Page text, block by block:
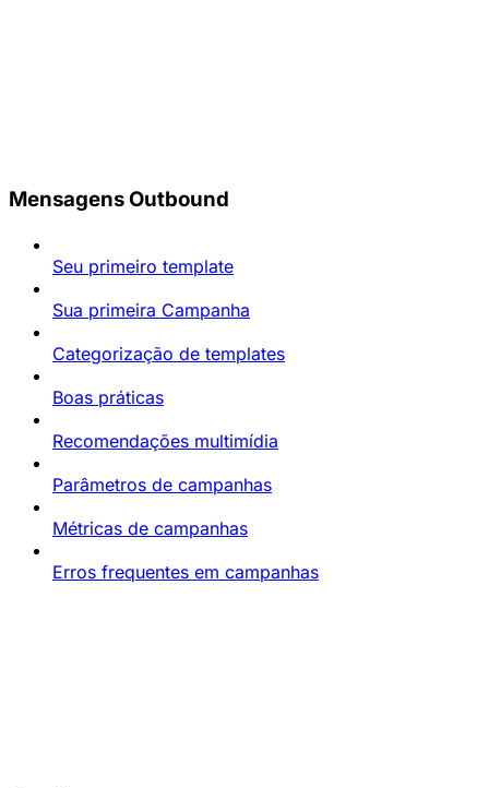
Mensagens Outbound
Seu primeiro template
Sua primeira Campanha
Categorização de templates
Boas práticas
Recomendações multimídia
Parâmetros de campanhas
Métricas de campanhas
Erros frequentes em campanhas